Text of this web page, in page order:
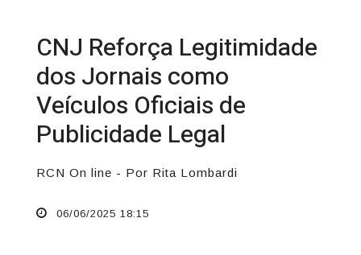
CNJ Reforça Legitimidade
dos Jornais como
Veículos Oficiais de
Publicidade Legal
RCN On line - Por Rita Lombardi
06/06/2025 18:15